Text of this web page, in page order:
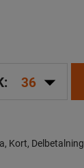
36 arrow_drop_down
Kort,